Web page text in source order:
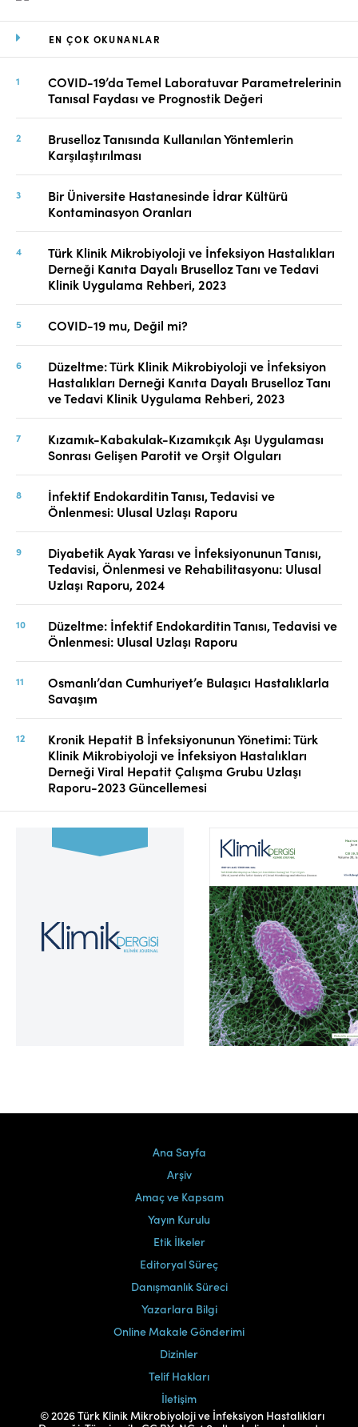
EN ÇOK OKUNANLAR
COVID-19’da Temel Laboratuvar Parametrelerinin
Tanısal Faydası ve Prognostik Değeri
Bruselloz Tanısında Kullanılan Yöntemlerin
Karşılaştırılması
Bir Üniversite Hastanesinde İdrar Kültürü
Kontaminasyon Oranları
Türk Klinik Mikrobiyoloji ve İnfeksiyon Hastalıkları
Derneği Kanıta Dayalı Bruselloz Tanı ve Tedavi
Klinik Uygulama Rehberi, 2023
COVID-19 mu, Değil mi?
Düzeltme: Türk Klinik Mikrobiyoloji ve İnfeksiyon
Hastalıkları Derneği Kanıta Dayalı Bruselloz Tanı
ve Tedavi Klinik Uygulama Rehberi, 2023
Kızamık-Kabakulak-Kızamıkçık Aşı Uygulaması
Sonrası Gelişen Parotit ve Orşit Olguları
İnfektif Endokarditin Tanısı, Tedavisi ve
Önlenmesi: Ulusal Uzlaşı Raporu
Diyabetik Ayak Yarası ve İnfeksiyonunun Tanısı,
Tedavisi, Önlenmesi ve Rehabilitasyonu: Ulusal
Uzlaşı Raporu, 2024
Düzeltme: İnfektif Endokarditin Tanısı, Tedavisi ve
Önlenmesi: Ulusal Uzlaşı Raporu
Osmanlı’dan Cumhuriyet’e Bulaşıcı Hastalıklarla
Savaşım
Kronik Hepatit B İnfeksiyonunun Yönetimi: Türk
Klinik Mikrobiyoloji ve İnfeksiyon Hastalıkları
Derneği Viral Hepatit Çalışma Grubu Uzlaşı
Raporu-2023 Güncellemesi
Cilt 39, Sayı 2
Ana Sayfa
Arşiv
Amaç ve Kapsam
Yayın Kurulu
Etik İlkeler
Editoryal Süreç
Danışmanlık Süreci
Yazarlara Bilgi
Online Makale Gönderimi
Dizinler
Telif Hakları
İletişim
© 2026 Türk Klinik Mikrobiyoloji ve İnfeksiyon Hastalıkları